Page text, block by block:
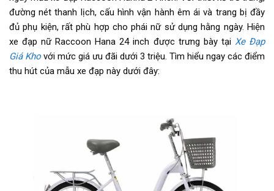
Tăng tốc sau (Gạt líp)
Đùi đĩa
Hợp Kim Thép, cốt vuông bạc
đạn
Dĩa 1 tầng
Cọc/cốt yên Hợp kim Thép
đường nét thanh lịch, cấu hình vận hành êm ái và trang bị đầy
đủ phụ kiện, rất phù hợp cho phái nữ sử dụng hằng ngày. Hiện
xe đạp nữ Raccoon Hana 24 inch được trưng bày tại Xe Đạp
Giá Kho với mức giá ưu đãi dưới 3 triệu. Tìm hiểu ngay các điểm
thu hút của mẫu xe đạp này dưới đây: